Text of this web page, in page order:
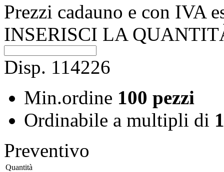
Prezzi cadauno e con IVA
INSERISCI LA
Disp. 114226
Min.ordine 100 pezzi
Ordinabile a multipli di
Preventivo
Quantità